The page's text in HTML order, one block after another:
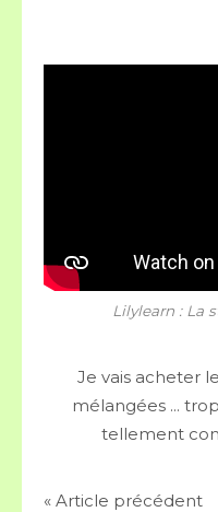
Lilylearn : La
Je vais acheter
mélangées ...
tellement
« Article précédent